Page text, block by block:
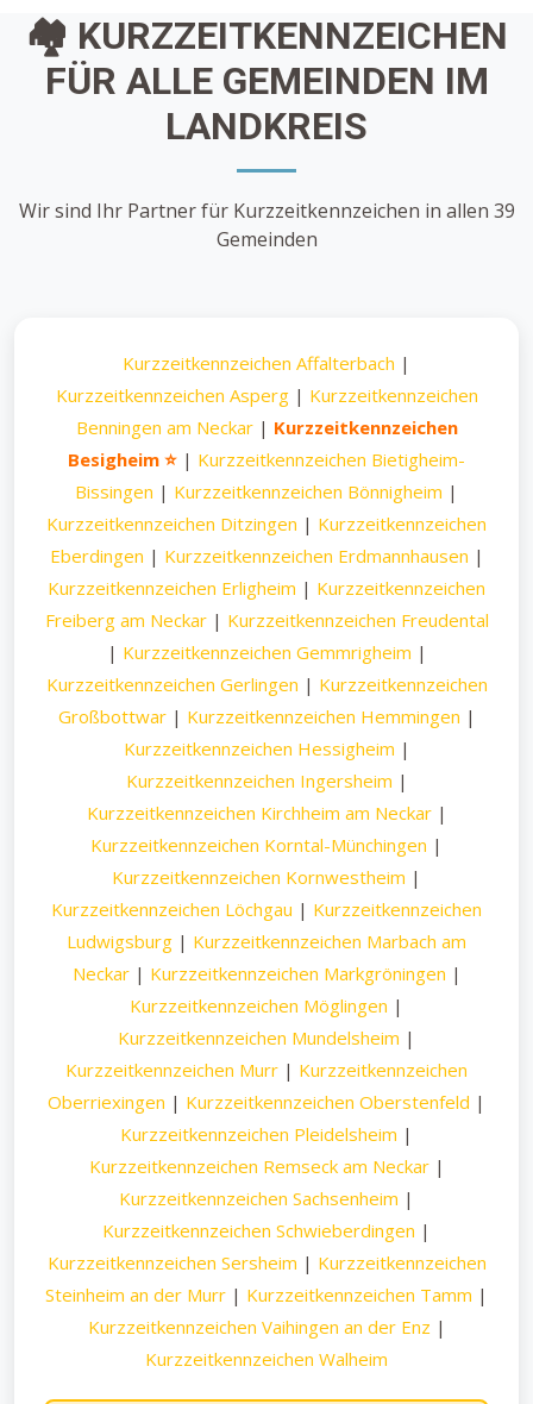
🏘️ KURZZEITKENNZEICHEN
FÜR ALLE GEMEINDEN IM
LANDKREIS
Wir sind Ihr Partner für Kurzzeitkennzeichen in allen 39
Gemeinden
Kurzzeitkennzeichen Affalterbach |
Kurzzeitkennzeichen Asperg| Kurzzeitkennzeichen
Benningen am Neckar| Kurzzeitkennzeichen
Besigheim ⭐ | Kurzzeitkennzeichen Bietigheim-
Bissingen | Kurzzeitkennzeichen Bönnigheim |
Kurzzeitkennzeichen Ditzingen | Kurzzeitkennzeichen
Eberdingen | Kurzzeitkennzeichen Erdmannhausen |
Kurzzeitkennzeichen Erligheim | Kurzzeitkennzeichen
Freiberg am Neckar| Kurzzeitkennzeichen Freudental
| Kurzzeitkennzeichen Gemmrigheim |
Kurzzeitkennzeichen Gerlingen | Kurzzeitkennzeichen
Großbottwar| Kurzzeitkennzeichen Hemmingen |
Kurzzeitkennzeichen Hessigheim |
Kurzzeitkennzeichen Ingersheim |
Kurzzeitkennzeichen Kirchheim am Neckar|
Kurzzeitkennzeichen Korntal-Münchingen |
Kurzzeitkennzeichen Kornwestheim |
Kurzzeitkennzeichen Löchgau | Kurzzeitkennzeichen
Ludwigsburg | Kurzzeitkennzeichen Marbach am
Neckar| Kurzzeitkennzeichen Markgröningen |
Kurzzeitkennzeichen Möglingen |
Kurzzeitkennzeichen Mundelsheim |
Kurzzeitkennzeichen Murr | Kurzzeitkennzeichen
Oberriexingen | Kurzzeitkennzeichen Oberstenfeld |
Kurzzeitkennzeichen Pleidelsheim |
Kurzzeitkennzeichen Remseck am Neckar|
Kurzzeitkennzeichen Sachsenheim |
Kurzzeitkennzeichen Schwieberdingen |
Kurzzeitkennzeichen Sersheim | Kurzzeitkennzeichen
Steinheim an der Murr | Kurzzeitkennzeichen Tamm |
Kurzzeitkennzeichen Vaihingen an der Enz |
Kurzzeitkennzeichen Walheim